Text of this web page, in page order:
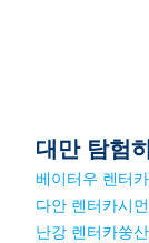
대만 탐험
베이터우 렌터카
다안 렌터카시
난강 렌터카쑹